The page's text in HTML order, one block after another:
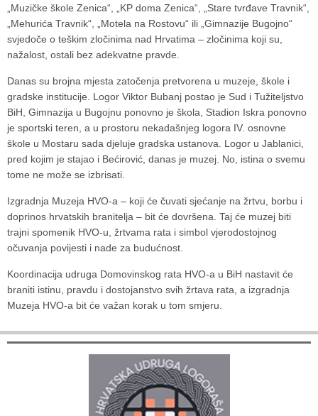
„Muzičke škole Zenica“, „KP doma Zenica“, „Stare tvrđave Travnik“,
„Mehurića Travnik“, „Motela na Rostovu“ ili „Gimnazije Bugojno“
svjedoče o teškim zločinima nad Hrvatima – zločinima koji su,
nažalost, ostali bez adekvatne pravde.
Danas su brojna mjesta zatočenja pretvorena u muzeje, škole i
gradske institucije. Logor Viktor Bubanj postao je Sud i Tužiteljstvo
BiH, Gimnazija u Bugojnu ponovno je škola, Stadion Iskra ponovno
je sportski teren, a u prostoru nekadašnjeg logora IV. osnovne
škole u Mostaru sada djeluje gradska ustanova. Logor u Jablanici,
pred kojim je stajao i Bećirović, danas je muzej. No, istina o svemu
tome ne može se izbrisati.
Izgradnja Muzeja HVO-a – koji će čuvati sjećanje na žrtvu, borbu i
doprinos hrvatskih branitelja – bit će dovršena. Taj će muzej biti
trajni spomenik HVO-u, žrtvama rata i simbol vjerodostojnog
očuvanja povijesti i nade za budućnost.
Koordinacija udruga Domovinskog rata HVO-a u BiH nastavit će
braniti istinu, pravdu i dostojanstvo svih žrtava rata, a izgradnja
Muzeja HVO-a bit će važan korak u tom smjeru.